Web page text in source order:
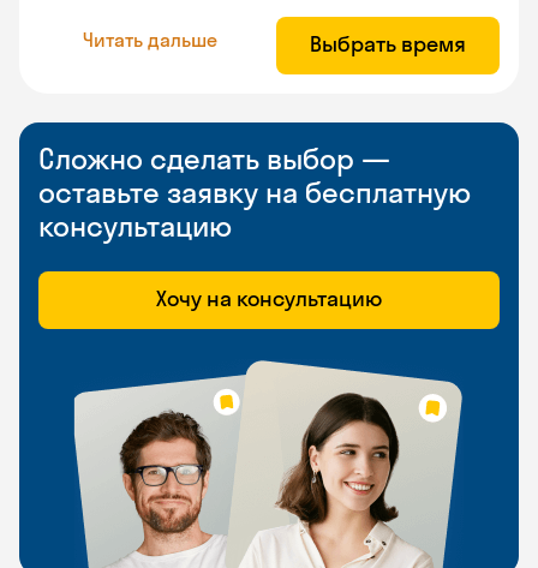
Читать дальше Выбрать время
Сложно сделать выбор —
оставьте заявку на бесплатную
консультацию
Хочу на консультацию